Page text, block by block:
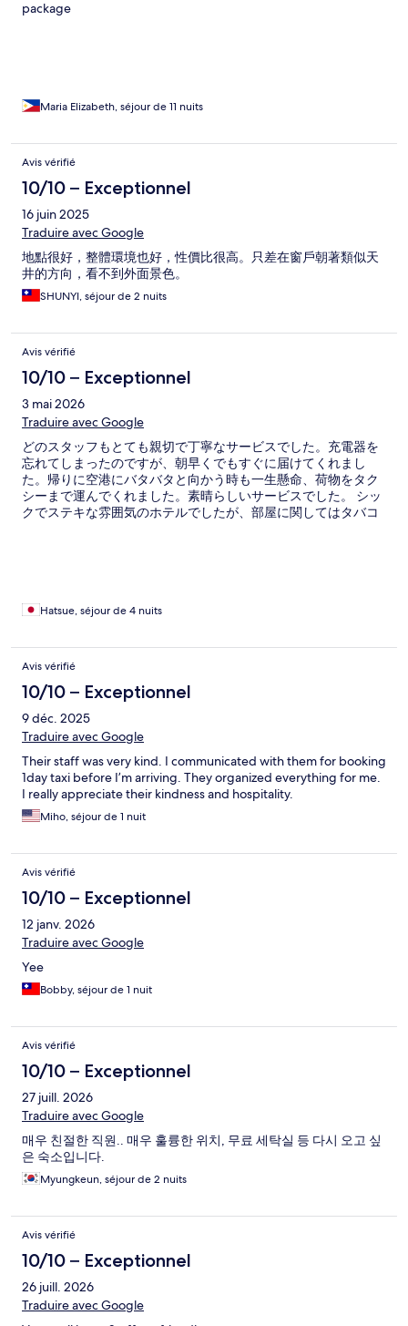
package
Maria Elizabeth, séjour de 11 nuits
Avis vérifié
10/10 – Exceptionnel
16 juin 2025
Traduire avec Google
地點很好，整體環境也好，性價比很高。只差在窗戶朝著類似天
井的方向，看不到外面景色。
SHUNYI, séjour de 2 nuits
Avis vérifié
10/10 – Exceptionnel
3 mai 2026
Traduire avec Google
どのスタッフもとても親切で丁寧なサービスでした。充電器を
忘れてしまったのですが、朝早くでもすぐに届けてくれまし
た。帰りに空港にバタバタと向かう時も一生懸命、荷物をタク
シーまで運んでくれました。素晴らしいサービスでした。 シッ
クでステキな雰囲気のホテルでしたが、部屋に関してはタバコ
Hatsue, séjour de 4 nuits
Avis vérifié
10/10 – Exceptionnel
9 déc. 2025
Traduire avec Google
Their staff was very kind. I communicated with them for booking
1day taxi before I’m arriving. They organized everything for me.
I really appreciate their kindness and hospitality.
Miho, séjour de 1 nuit
Avis vérifié
10/10 – Exceptionnel
12 janv. 2026
Traduire avec Google
Yee
Bobby, séjour de 1 nuit
Avis vérifié
10/10 – Exceptionnel
27 juill. 2026
Traduire avec Google
매우 친절한 직원.. 매우 훌륭한 위치, 무료 세탁실 등 다시 오고 싶
은 숙소입니다.
Myungkeun, séjour de 2 nuits
Avis vérifié
10/10 – Exceptionnel
26 juill. 2026
Traduire avec Google